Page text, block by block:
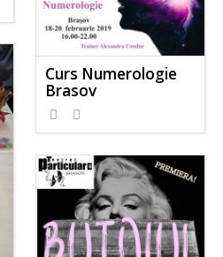
Curs Numerologie
Brasov